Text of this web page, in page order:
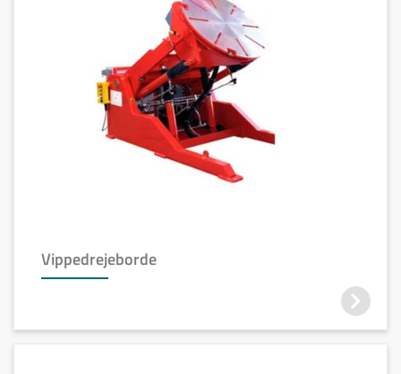
Vippedrejeborde